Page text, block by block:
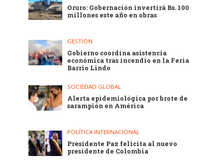
Oruro: Gobernación invertirá Bs. 100
millones este año en obras
GESTIÓN
Gobierno coordina asistencia
económica tras incendio en la Feria
Barrio Lindo
SOCIEDAD GLOBAL
Alerta epidemiológica por brote de
sarampión en América
POLÍTICA INTERNACIONAL
Presidente Paz felicita al nuevo
presidente de Colombia